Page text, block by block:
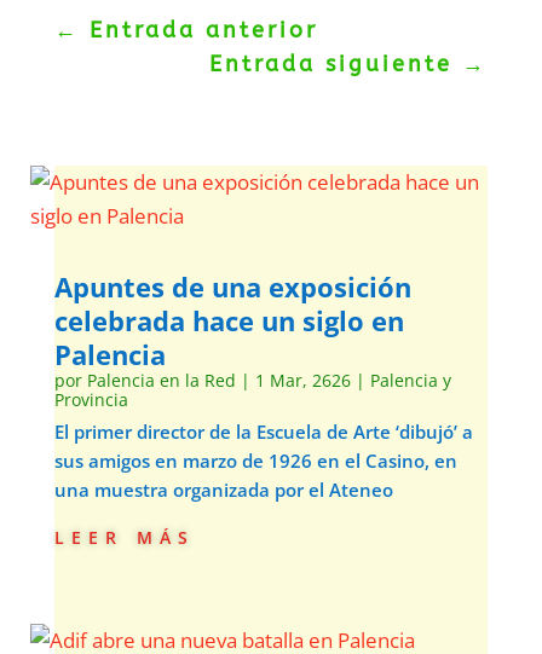
← Entrada anterior
Entrada siguiente
→
Apuntes de una exposición
celebrada hace un siglo en
Palencia
por Palencia en la Red | 1 Mar, 2626| Palencia y
Provincia
El primer director de la Escuela de Arte ‘dibujó’ a
sus amigos en marzo de 1926 en el Casino, en
una muestra organizada por el Ateneo
leer más